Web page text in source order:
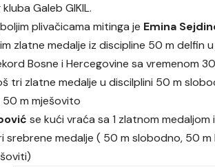
Galeb GIKIL.
plivačicama mitinga je Emina
zlatne medalje iz discipline 50 m delfin
Bosne i Hercegovine sa vremenom
tri zlatne medalje u discilplini 50 m
50 m mješovito
se kući vraća sa 1 zlatnom medaljom
srebrene medalje ( 50 m slobodno, 50 m